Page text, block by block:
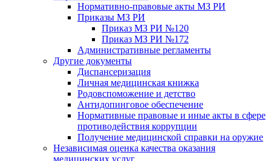
Нормативно-правовые акты МЗ РИ
Приказы МЗ РИ
Приказ МЗ РИ №120
Приказ МЗ РИ №172
Административные регламенты
Другие документы
Диспансеризация
Личная медицинская книжка
Родовспоможение и детство
Антидопинговое обеспечение
Нормативные правовые и иные акты в сфере
противодействия коррупции
Получение медицинской справки на оружие
Независимая оценка качества оказания
медицинских услуг